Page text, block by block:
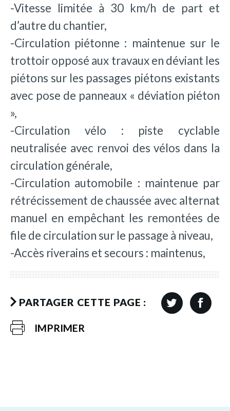
-Vitesse limitée à 30 km/h de part et
d’autre du chantier,
-Circulation piétonne : maintenue sur le
trottoir opposé aux travaux en déviant les
piétons sur les passages piétons existants
avec pose de panneaux « déviation piéton
»,
-Circulation vélo : piste cyclable
neutralisée avec renvoi des vélos dans la
circulation générale,
-Circulation automobile : maintenue par
rétrécissement de chaussée avec alternat
manuel en empêchant les remontées de
file de circulation sur le passage à niveau,
-Accès riverains et secours : maintenus,
PARTAGER CETTE PAGE :
IMPRIMER